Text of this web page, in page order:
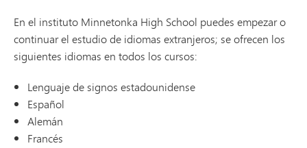
En el instituto Minnetonka High School puedes empezar o
continuar el estudio de idiomas extranjeros; se ofrecen los
siguientes idiomas en todos los cursos:
Lenguaje de signos estadounidense
Español
Alemán
Francés